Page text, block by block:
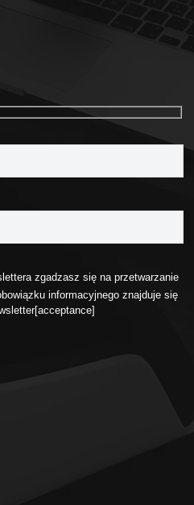
zgadzasz się na przetwarzanie
informacyjnego znajduje się
[acceptance]